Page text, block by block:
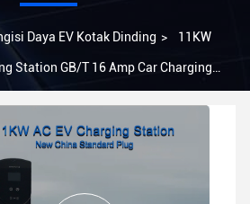
Daya EV Kotak Dinding > 11KW
Station GB/T 16 Amp Car Charging